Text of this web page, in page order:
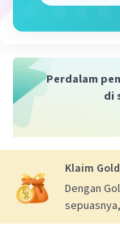
Perdalam
di
Klaim
Dengan